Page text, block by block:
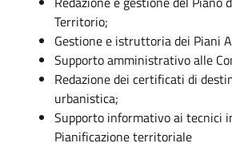
Territorio;
Gestione e istruttoria dei Piani
Supporto amministrativo alle
Redazione dei certificati di
urbanistica;
Supporto informativo ai tecnici
Pianificazione territoriale